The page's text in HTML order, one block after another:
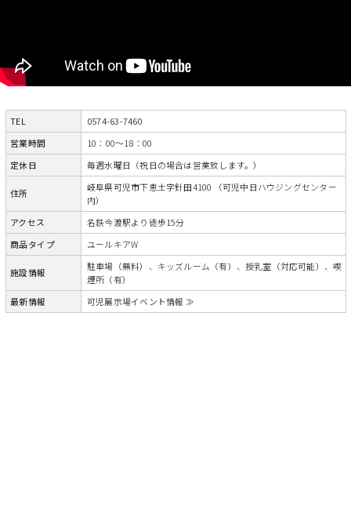
TEL
0574-63-7460
営業時間
10：00～18：00
定休日
毎週水曜日（祝日の場合は営業致します。）
住所
岐阜県可児市下恵土字針田4100 （可児中日ハウジングセンター
内）
アクセス
名鉄今渡駅より徒歩15分
商品タイプ
ユールキアW
施設情報
駐車場（無料）、キッズルーム（有）、授乳室（対応可能）、喫
煙所（有）
最新情報
可児展示場イベント情報 ≫